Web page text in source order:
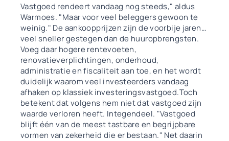
benutten.
Vastgoed rendeert vandaag nog steeds," aldus
Warmoes. "Maar voor veel beleggers gewoon te
weinig." De aankoopprijzen zijn de voorbije jaren
veel sneller gestegen dan de huuropbrengsten.
Voeg daar hogere rentevoeten,
renovatieverplichtingen, onderhoud,
administratie en fiscaliteit aan toe, en het wordt
duidelijk waarom veel investeerders vandaag
afhaken op klassiek investeringsvastgoed.Toch
betekent dat volgens hem niet dat vastgoed zijn
waarde verloren heeft. Integendeel. "Vastgoed
blijft één van de meest tastbare en begrijpbare
vormen van zekerheid die er bestaan." Net daarin